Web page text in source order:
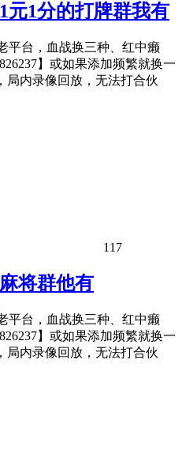
元1分的打牌群我有
平台，血战换三种、红中癞
】或如果添加频繁就换一
局内录像回放，无法打合伙
117
将群他有
平台，血战换三种、红中癞
】或如果添加频繁就换一
局内录像回放，无法打合伙